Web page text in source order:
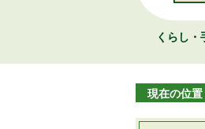
くらし・
現在の位置